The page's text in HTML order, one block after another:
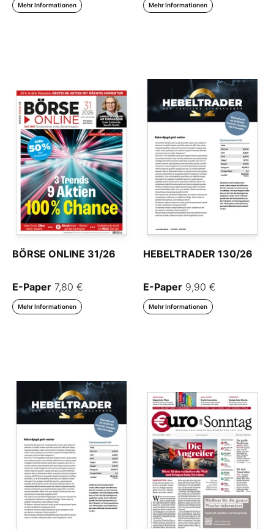
Mehr Informationen Mehr Informationen
BÖRSE ONLINE 31/26
E-Paper 7,80 €
Mehr Informationen
HEBELTRADER 130/26
E-Paper 9,90 €
Mehr Informationen